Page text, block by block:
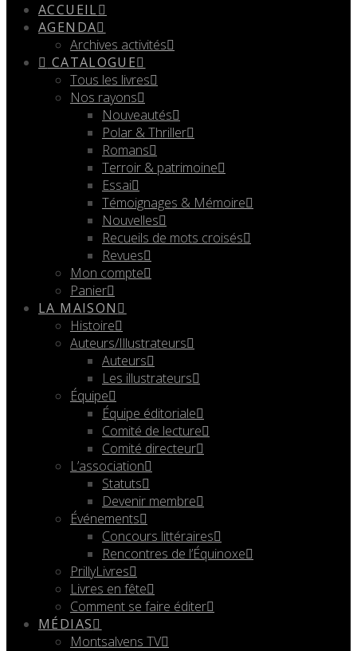
ACCUEIL
AGENDA
Archives activités
CATALOGUE
Tous les livres
Nos rayons
Nouveautés
Polar & Thriller
Romans
Terroir & patrimoine
Essai
Témoignages & Mémoire
Nouvelles
Recueils de mots croisés
Revues
Mon compte
Panier
LA MAISON
Histoire
Auteurs/Illustrateurs
Auteurs
Les illustrateurs
Équipe
Équipe éditoriale
Comité de lecture
Comité directeur
L’association
Statuts
Devenir membre
Événements
Concours littéraires
Rencontres de l’Équinoxe
PrillyLivres
Livres en fête
Comment se faire éditer
MÉDIAS
Montsalvens TV